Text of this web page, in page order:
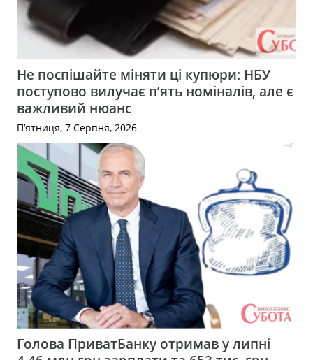
Не поспішайте міняти ці купюри: НБУ
поступово вилучає п’ять номіналів, але є
важливий нюанс
П’ятниця, 7 Серпня, 2026
Голова ПриватБанку отримав у липні